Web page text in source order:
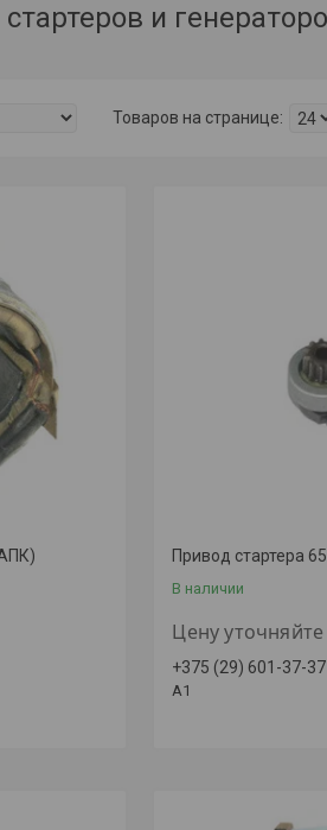
и
Привод стартера
В наличии
Цену уточняйте
+375 (29) 601-37-37
A1